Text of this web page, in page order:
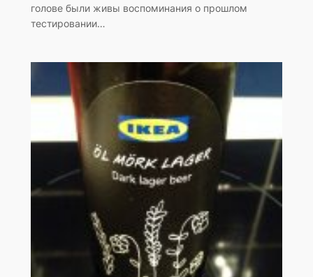
голове были живы воспоминания о прошлом
тестировании…